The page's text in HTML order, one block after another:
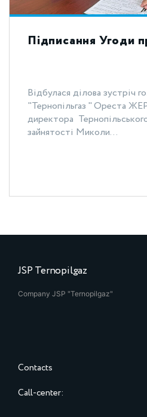
Підписання Угоди
Відбулася ділова зустріч
"Тернопільгаз " Ореста
директора
зайнятості Миколи...
JSP Ternopilgaz
Company JSP "Ternopilgaz"
Contacts
Call-center: